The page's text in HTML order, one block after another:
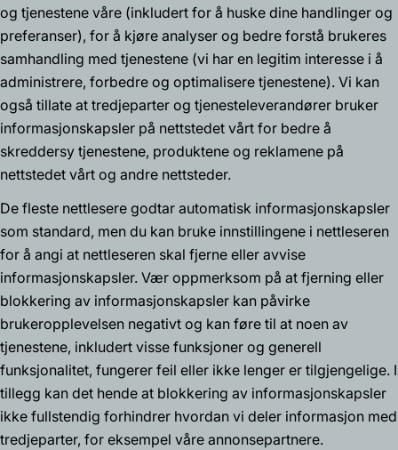
og tjenestene våre (inkludert for å huske dine handlinger og
preferanser), for å kjøre analyser og bedre forstå brukeres
samhandling med tjenestene (vi har en legitim interesse i å
administrere, forbedre og optimalisere tjenestene). Vi kan
også tillate at tredjeparter og tjenesteleverandører bruker
informasjonskapsler på nettstedet vårt for bedre å
skreddersy tjenestene, produktene og reklamene på
nettstedet vårt og andre nettsteder.
De fleste nettlesere godtar automatisk informasjonskapsler
som standard, men du kan bruke innstillingene i nettleseren
for å angi at nettleseren skal fjerne eller avvise
informasjonskapsler. Vær oppmerksom på at fjerning eller
blokkering av informasjonskapsler kan påvirke
brukeropplevelsen negativt og kan føre til at noen av
tjenestene, inkludert visse funksjoner og generell
funksjonalitet, fungerer feil eller ikke lenger er tilgjengelige. I
tillegg kan det hende at blokkering av informasjonskapsler
ikke fullstendig forhindrer hvordan vi deler informasjon med
tredjeparter, for eksempel våre annonsepartnere.